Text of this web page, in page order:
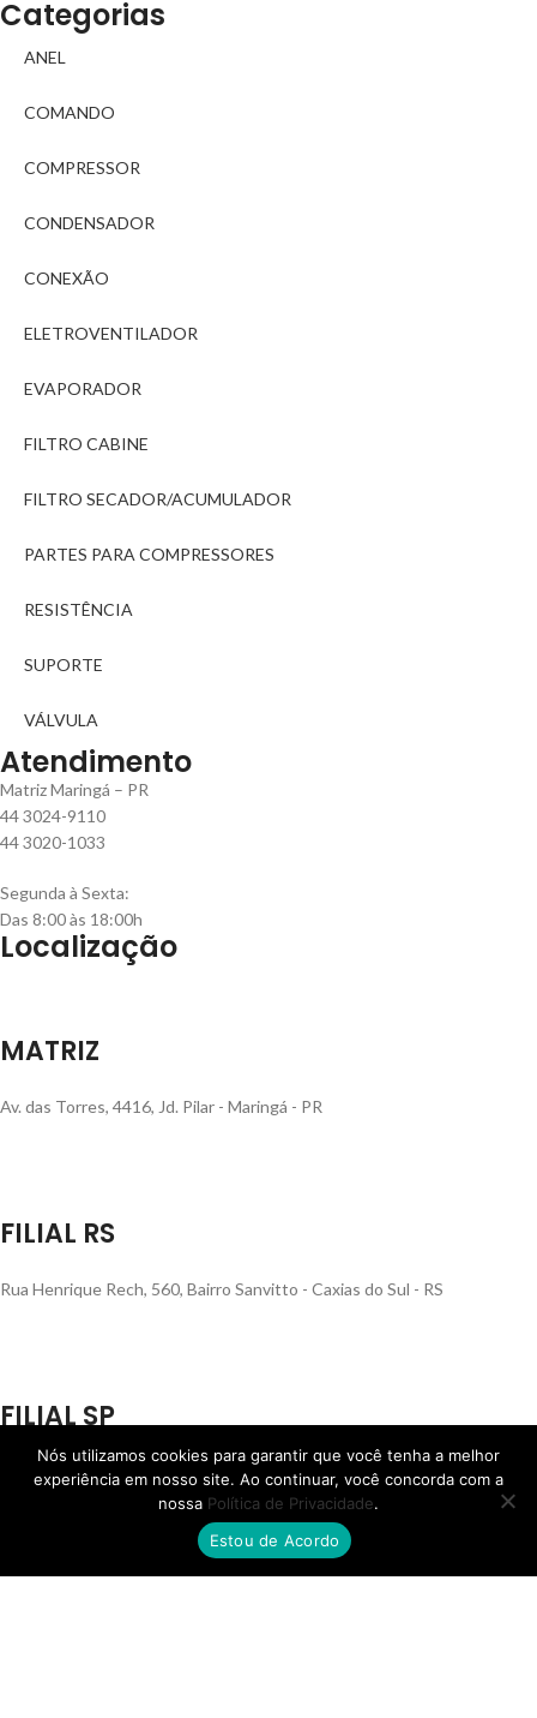
Categorias
ANEL
COMANDO
COMPRESSOR
CONDENSADOR
CONEXÃO
ELETROVENTILADOR
EVAPORADOR
FILTRO CABINE
FILTRO SECADOR/ACUMULADOR
PARTES PARA COMPRESSORES
RESISTÊNCIA
SUPORTE
VÁLVULA
Atendimento
Matriz Maringá – PR
44 3024-9110
44 3020-1033
Segunda à Sexta:
Das 8:00 às 18:00h
Localização
MATRIZ
Av. das Torres, 4416, Jd. Pilar - Maringá - PR
FILIAL RS
Rua Henrique Rech, 560, Bairro Sanvitto - Caxias do Sul - RS
FILIAL SP
Av. Ana Jacinta, 2450, Núcleo Bartholomeu Bueno de Miranda,
Presidente Prudente - SP
Nós utilizamos cookies para garantir que você tenha a melhor
experiência em nosso site. Ao continuar, você concorda com a
nossa Política de Privacidade.
Estou de Acordo